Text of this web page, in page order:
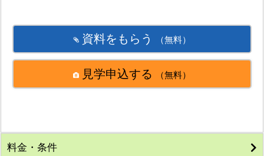
資料をもらう （無料）
見学申込する （無料）
料金・条件